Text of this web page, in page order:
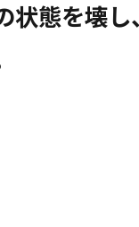
状態を壊し